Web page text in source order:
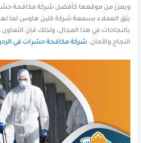
ويعزز من موقعها كأفضل شركة مكافحة
يثق العملاء بسمعة شركة كلين هاوس لما
بالنجاحات في هذا المجال، ولذلك فإن التعاون
النجاح والأمان.شركة مكافحة حشرات في